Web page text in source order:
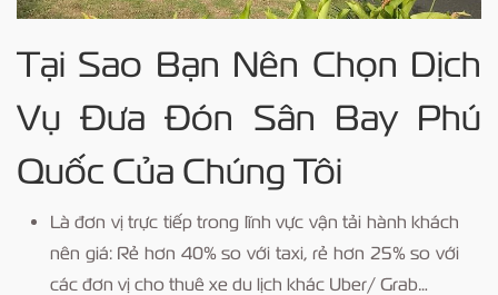
Tại Sao Bạn Nên Chọn Dịch
Vụ Đưa Đón Sân Bay Phú
Quốc Của Chúng Tôi
Là đơn vị trực tiếp trong lĩnh vực vận tải hành khách
nên giá: Rẻ hơn 40% so với taxi, rẻ hơn 25% so với
các đơn vị cho thuê xe du lịch khác Uber/ Grab…